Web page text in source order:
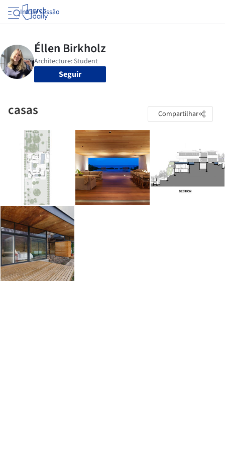
Iniciar sessão
Seguir
casas Compartilhar